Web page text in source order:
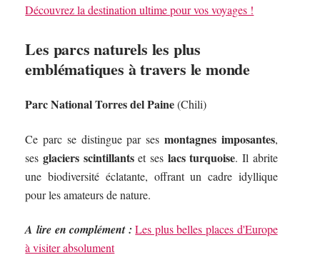
Découvrez la destination ultime pour vos voyages !
Les parcs naturels les plus
emblématiques à travers le monde
Parc National Torres del Paine(Chili)
Ce parc se distingue par ses montagnes imposantes,
sesglaciers scintillantset ses lacs turquoise. Il abrite
une biodiversité éclatante, offrant un cadre idyllique
pour les amateurs de nature.
A lire en complément : Les plus belles places d'Europe
à visiter absolument